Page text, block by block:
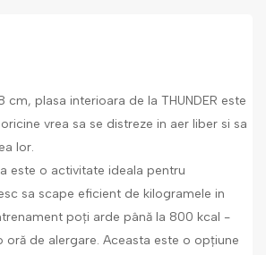
cm, plasa interioara de la THUNDER este
vrea sa se distreze in aer liber si sa
lor.
este o activitate ideala pentru
sa scape eficient de kilogramele in
poți arde până la 800 kcal -
de alergare. Aceasta este o opțiune